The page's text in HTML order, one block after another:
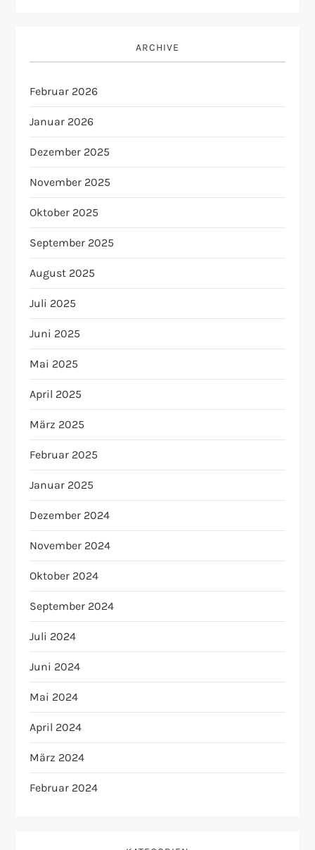
ARCHIVE
Februar 2026
Januar 2026
Dezember 2025
November 2025
Oktober 2025
September 2025
August 2025
Juli 2025
Juni 2025
Mai 2025
April 2025
März 2025
Februar 2025
Januar 2025
Dezember 2024
November 2024
Oktober 2024
September 2024
Juli 2024
Juni 2024
Mai 2024
April 2024
März 2024
Februar 2024